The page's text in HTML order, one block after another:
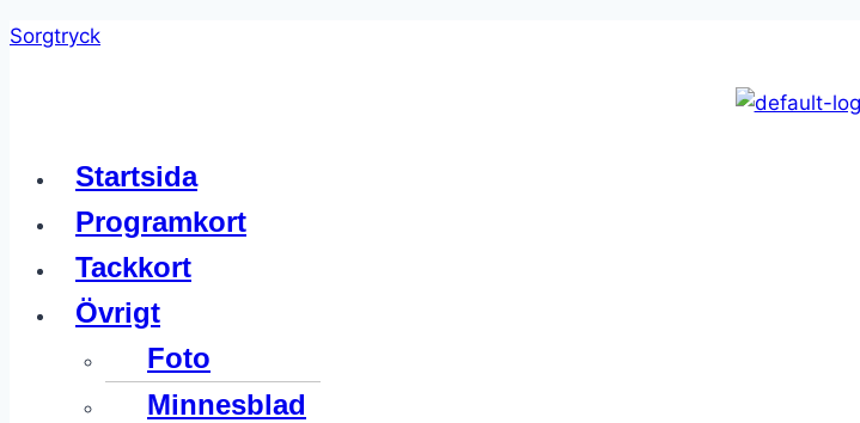
Skip
Sorgtryck
Startsida
Programkort
Tackkort
Övrigt
Foto
Minnesblad